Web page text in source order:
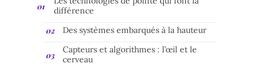
différence
Des systèmes embarqués à la hauteur
Capteurs et algorithmes : l’œil et le
cerveau